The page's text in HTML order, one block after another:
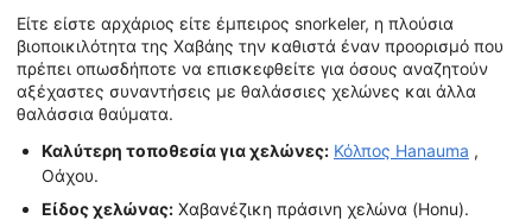
Είτε είστε αρχάριος είτε έμπειρος snorkeler, η πλούσια
βιοποικιλότητα της Χαβάης την καθιστά έναν προορισμό που
πρέπει οπωσδήποτε να επισκεφθείτε για όσους αναζητούν
αξέχαστες συναντήσεις με θαλάσσιες χελώνες και άλλα
θαλάσσια θαύματα.
Καλύτερη τοποθεσία για χελώνες: Κόλπος Hanauma ,
Οάχου.
Είδος χελώνας: Χαβανέζικη πράσινη χελώνα (Honu).